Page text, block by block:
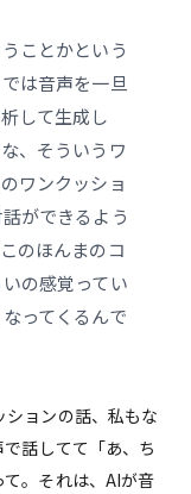
ことかという
は音声を一旦
して生成し
、そういうワ
ワンクッショ
ができるよう
のほんまのコ
の感覚ってい
ってくるんで
ョンの話、私もな
話してて「あ、ち
。それは、AIが音